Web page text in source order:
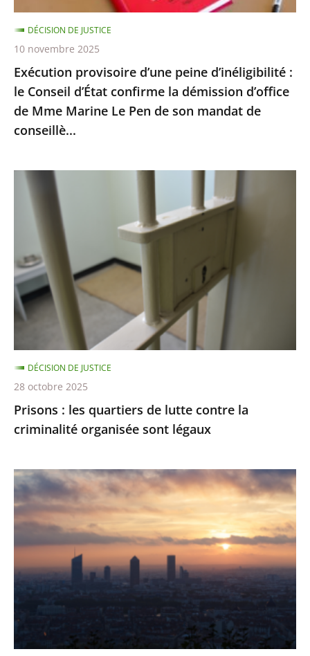
confirme
la
démission
d’office
de
Mme
Marine
Pen
son
mandat
conseillè...
Exécution provisoire d’une peine d’inéligibilité :
le Conseil d’État confirme la démission d’office
de Mme Marine Le Pen de son mandat de
conseillè...
DÉCISION DE JUSTICE
10 novembre 2025
Prisons
quartiers
de
lutte
contre
la
criminalité
organisée
sont
légaux
Prisons : les quartiers de lutte contre la
criminalité organisée sont légaux
DÉCISION DE JUSTICE
28 octobre 2025
Émissions
de
gaz
à
de
serre
:
des
résultats